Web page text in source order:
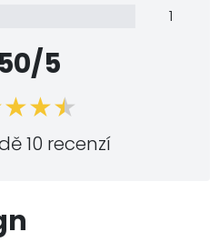
1
5
10 recenzí